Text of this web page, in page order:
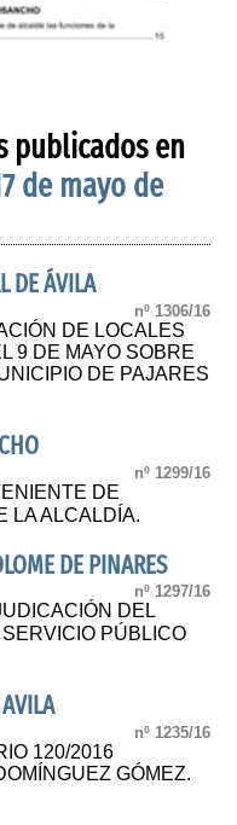
publicados en
de mayo de
DE ÁVILA
nº 1306/16
DE LOCALES
9 DE MAYO SOBRE
DE PAJARES
nº 1299/16
DE
LA ALCALDÍA.
DE PINARES
nº 1297/16
DEL
PÚBLICO
nº 1235/16
120/2016
GÓMEZ.